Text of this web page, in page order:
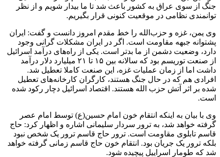
جنگ از سوی عراق به کشور باعث شد تا ما بیدار شویم و از نظر
توانمندی نظامی در موقعیت کنونی قرار بگیریم.
وی یمن، غزه و حزب‌الله را خط مقدم امروز دانست و گفت: ایران
پشتوانه جبهه مقاومت است. اگر در ایران مشکلات گرانی وجود
دارد، وضعیت دشمن از ما بدتر است. یکی از راه‌های درآمد اسرائیل
از صنعت توریسم بود که سالانه بین ۱۵ تا ۲۱ میلیارد دلار درآمد
داشت اما از زمان عملیات غزه، این صنعت کاملا تعطیل شد.
افرادی هم که در حال جنگ هستند، کارگران کارخانه‌های تعطیل
شده بر اثر آتش حزب الله هستند. اقتصاد اسرائیل دچار رکود شده
است.
وی با بیان به اینکه انتقام خون امام حسین(ع) توسط امام عصر
گرفته خواهد شد، به ترور سردار سلیمانی اشاره و اظهار کرد: حاج
قاسم تابلوی مقاومت است. ترور حاج قاسم ترور یک شخص نبود
بلکه ترور یک جریان بود. انتقام خون حاج قاسم زمانی گرفته خواهد
شد که طومار اسراییل پیچیده شود.